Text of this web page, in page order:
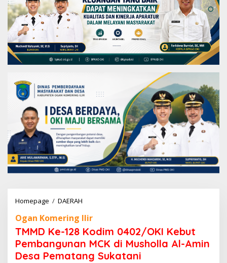
Homepage / DAERAH
M
D
K
e
-
Ogan Komering Ilir
TMMD Ke-128 Kodim 0402/OKI Kebut
Pembangunan MCK di Musholla Al-Amin
Desa Pematang Sukatani